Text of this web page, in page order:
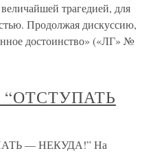
трагедией, для
Продолжая дискуссию,
достоинство» («ЛГ» №
“ОТСТУПАТЬ
— НЕКУДА!” На